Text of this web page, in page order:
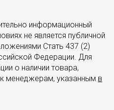
информационный
не является публичной
Стать 437 (2)
Федерации. Для
о наличии товара,
менеджерам, указанным в